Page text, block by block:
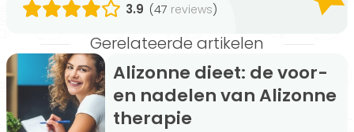
3.9 (47 reviews)
Gerelateerde artikelen
Alizonne dieet: de voor-
en nadelen van Alizonne
therapie